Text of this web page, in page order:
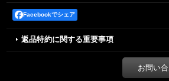
Facebookでシェア
返品特約に関する重要事項
お問い